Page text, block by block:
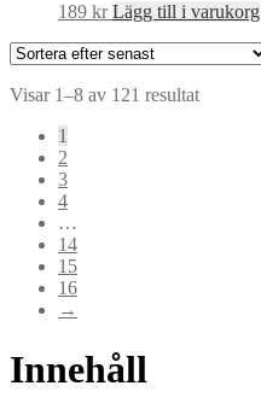
189 kr Lägg till i varukorg
Visar 1–8 av 121 resultatSortera
1
2
3
4
…
14
15
16
→
Innehåll